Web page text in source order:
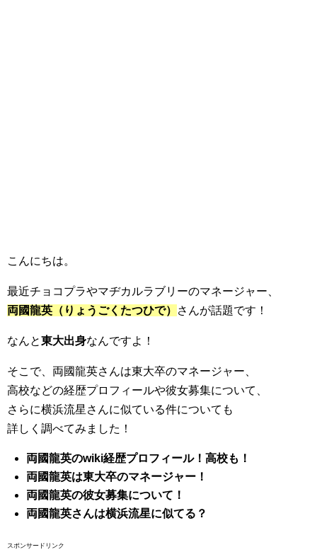
こんにちは。
最近チョコプラやマヂカルラブリーのマネージャー、
両國龍英（りょうごくたつひで）
さんが話題です！
なんと東大出身なんですよ！
そこで、両國龍英さんは東大卒のマネージャー、
高校などの経歴プロフィールや彼女募集について、
さらに横浜流星さんに似ている件についても
詳しく調べてみました！
両國龍英のwiki経歴プロフィール！高校も！
両國龍英は東大卒のマネージャー！
両國龍英の彼女募集について！
両國龍英さんは横浜流星に似てる？
スポンサードリンク